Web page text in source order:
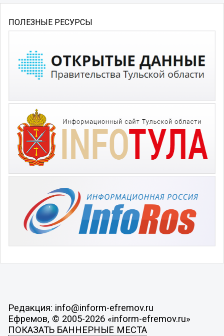
ПОЛЕЗНЫЕ РЕСУРСЫ
Редакция: info@inform-efremov.ru
Ефремов, © 2005-2026 «inform-efremov.ru»
ПОКАЗАТЬ БАННЕРНЫЕ МЕСТА